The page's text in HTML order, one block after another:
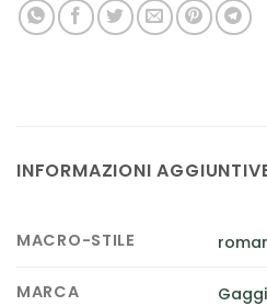
INFORMAZIONI
MACRO-STILE
MARCA